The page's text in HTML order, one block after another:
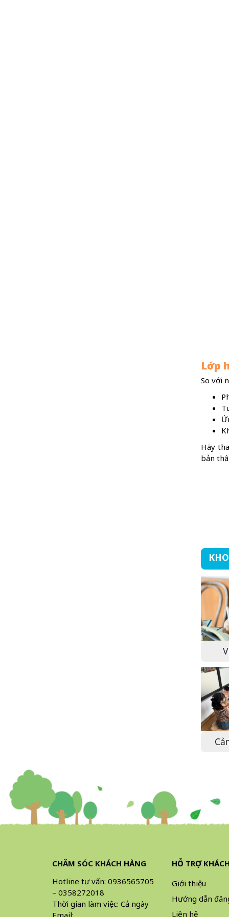
Lớp
So với
Hãy
bản
CHĂM SÓC KHÁCH HÀNG
Hotline tư vấn: 0936565705
– 0358272018
Thời gian làm việc: Cả ngày
HỖ TRỢ
Giới thiệu
Hướng dẫn
Liên hệ